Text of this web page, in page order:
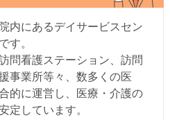
内にあるデイサービスセン
す。
問看護ステーション、訪問
事業所等々、数多くの医
的に運営し、医療・介護の
定しています。